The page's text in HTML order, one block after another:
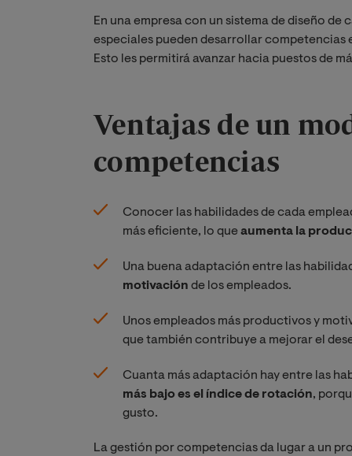
En una empresa con un sistema de diseño
especiales pueden desarrollar competencias
Esto les permitirá avanzar hacia puestos de
Ventajas de un
competencias
Conocer las habilidades de cada
más eficiente, lo queaumenta la
Una buena adaptación entre las
motivación de los empleados.
Unos empleados más productivos y
que también contribuye a mejorar el
Cuanta más adaptación hay entre las
más bajo es el índice de rotación,
gusto.
La gestión por competencias da lugar a un